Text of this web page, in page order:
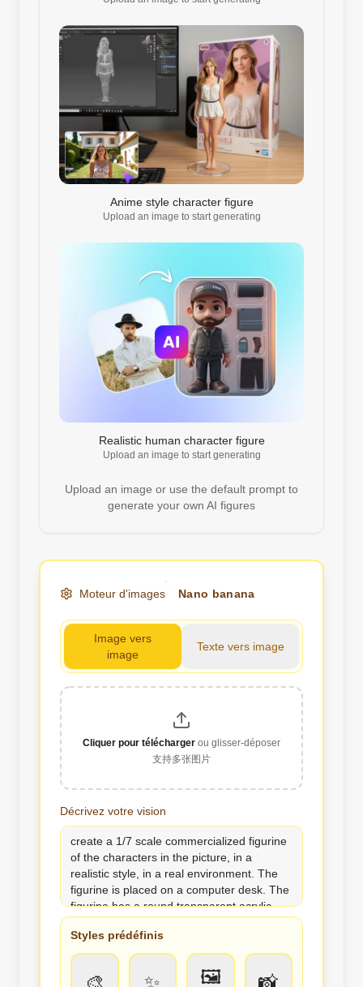
Anime style character figure
Upload an image to start generating
Realistic human character figure
Upload an image to start generating
Upload an image or use the default prompt to
generate your own AI figures
Moteur d'images Nano banana
Image vers
image
Texte vers image
Cliquer pour télécharger ou glisser-déposer
支持多张图片
Décrivez votre vision
Styles prédéfinis
🖼️